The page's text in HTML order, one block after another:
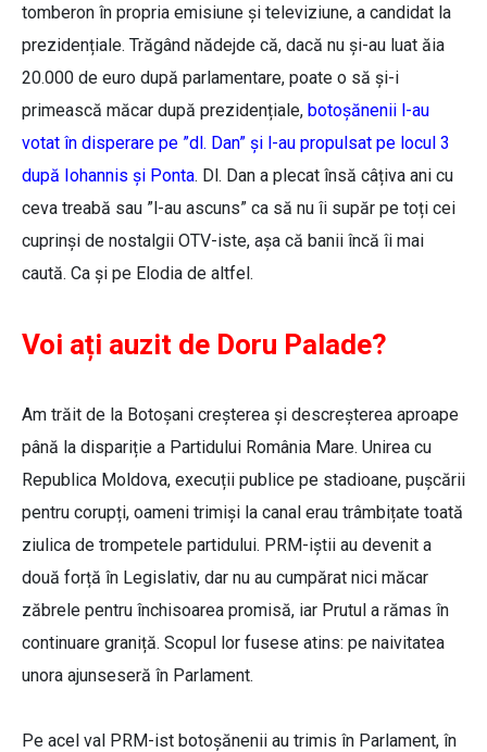
tomberon în propria emisiune și televiziune, a candidat la
prezidențiale. Trăgând nădejde că, dacă nu și-au luat ăia
20.000 de euro după parlamentare, poate o să și-i
primească măcar după prezidențiale, botoșănenii l-au
votat în disperare pe ”dl. Dan” și l-au propulsat pe locul 3
după Iohannis și Ponta. Dl. Dan a plecat însă câțiva ani cu
ceva treabă sau ”l-au ascuns” ca să nu îi supăr pe toți cei
cuprinși de nostalgii OTV-iste, așa că banii încă îi mai
caută. Ca și pe Elodia de altfel.
Voi ați auzit de Doru Palade?
Am trăit de la Botoșani creșterea și descreșterea aproape
până la dispariție a Partidului România Mare. Unirea cu
Republica Moldova, execuții publice pe stadioane, pușcării
pentru corupți, oameni trimiși la canal erau trâmbițate toată
ziulica de trompetele partidului. PRM-iștii au devenit a
două forță în Legislativ, dar nu au cumpărat nici măcar
zăbrele pentru închisoarea promisă, iar Prutul a rămas în
continuare graniță. Scopul lor fusese atins: pe naivitatea
unora ajunseseră în Parlament.
Pe acel val PRM-ist botoșănenii au trimis în Parlament, în